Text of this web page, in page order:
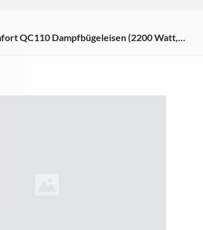
QC110 Dampfbügeleisen (2200 Watt,